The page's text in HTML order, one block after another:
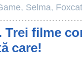
, Selma,
Trei filme
care!